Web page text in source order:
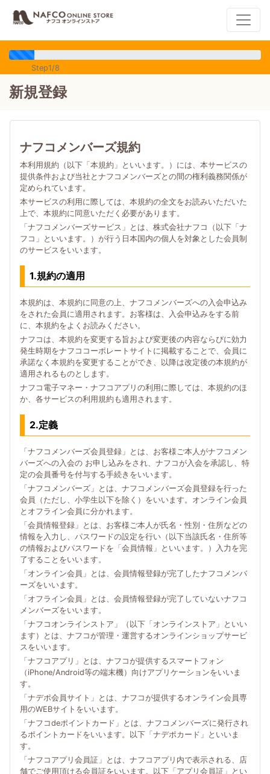
Step1/8
新規登録
ナフコメンバーズ規約
本利用規約（以下「本規約」といいます。）には、本サービスの
提供条件および当社とナフコメンバーズとの間の権利義務関係が
定められています。
本サービスの利用に際しては、本規約の全文をお読みいただいた
上で、本規約に同意いただく必要があります。
「ナフコメンバーズサービス」とは、株式会社ナフコ（以下「ナ
フコ」といいます。）が行う日本国内の個人を対象とした会員制
のサービスをいいます。
1.規約の適用
本規約は、本規約に同意の上、ナフコメンバーズへの入会申込み
をされた会員に適用されます。お客様は、入会申込みをする前
に、本規約をよくお読みください。
ナフコは、本規約を変更する旨および変更後の内容ならびに効力
発生時期をナフココーポレートサイトに掲載することで、会員に
承諾なく本規約を変更することができ、以降は改定後の本規約が
適用されるものとします。
ナフコ電子マネー・ナフコアプリの利用に際しては、本規約のほ
か、各サービスの利用規約も適用されます。
2.定義
「ナフコメンバーズ会員登録」とは、お客様ご本人がナフコメン
バーズへの入会の お申し込みをされ、ナフコが入会を承認し、特
定の会員番号を付与する手続きをいいます。
「ナフコメンバーズ」とは、ナフコメンバーズ会員登録を行った
会員（ただし、小学生以下を除く）をいいます。オンライン会員
とオフライン会員に分かれます。
「会員情報登録」とは、お客様ご本人が氏名・性別・住所などの
情報を入力し、パスワードの設定を行い（以下当該氏名・住所等
の情報およびパスワードを「会員情報」といいます。）入力を完
了することをいいます。
「オンライン会員」とは、会員情報登録が完了したナフコメンバ
ーズをいいます。
「オフライン会員」とは、会員情報登録が完了していないナフコ
メンバーズをいいます。
「ナフコオンラインストア」（以下「オンラインストア」といい
ます）とは、ナフコが管理・運営するオンラインショップサービ
スをいいます。
「ナフコアプリ」とは、ナフコが提供するスマートフォン
（iPhone/Android等の端末機）向けアプリケーションをいいま
す。
「ナデポ会員サイト」とは、ナフコが提供するオンライン会員専
用のWEBサイトをいいます。
「ナフコdeポイントカード」とは、ナフコメンバーズに発行され
るポイントカードをいいます。以下「ナデポカード」といいま
す。
「ナフコアプリ会員証」とは、ナフコアプリ内で表示される、店
舗でご使用頂ける会員証をいいます。以下「アプリ会員証」とい